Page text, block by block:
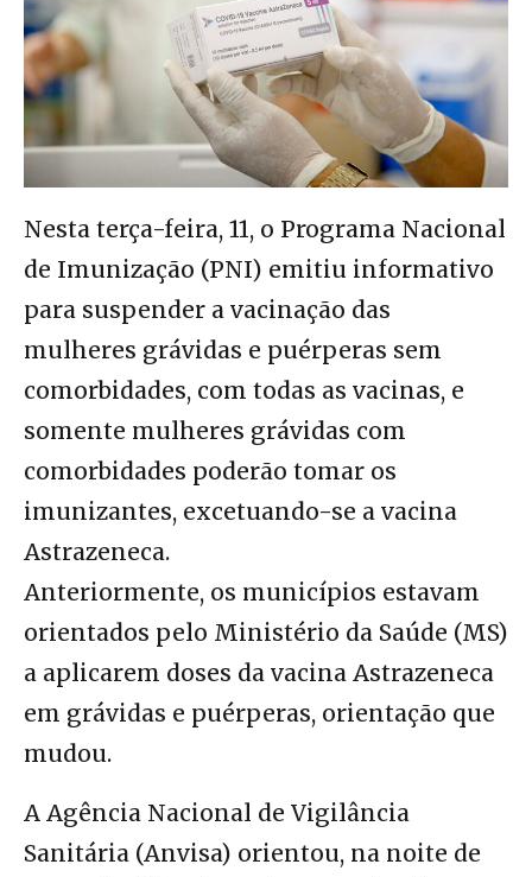
Nesta terça-feira, 11, o Programa Nacional
de Imunização (PNI) emitiu informativo
para suspender a vacinação das
mulheres grávidas e puérperas sem
comorbidades, com todas as vacinas, e
somente mulheres grávidas com
comorbidades poderão tomar os
imunizantes, excetuando-se a vacina
Astrazeneca.
Anteriormente, os municípios estavam
orientados pelo Ministério da Saúde (MS)
a aplicarem doses da vacina Astrazeneca
em grávidas e puérperas, orientação que
mudou.
A Agência Nacional de Vigilância
Sanitária (Anvisa) orientou, na noite de